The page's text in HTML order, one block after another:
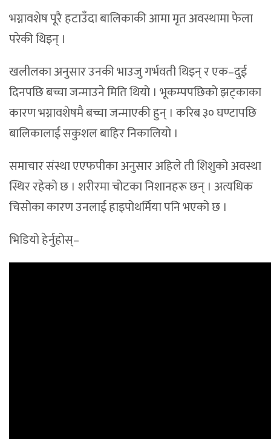
भग्नावशेष पूरै हटाउँदा बालिकाकी आमा मृत अवस्थामा फेला
परेकी थिइन् ।
खलीलका अनुसार उनकी भाउजु गर्भवती थिइन् र एक–दुई
दिनपछि बच्चा जन्माउने मिति थियो । भूकम्पपछिको झट्काका
कारण भग्नावशेषमै बच्चा जन्माएकी हुन् । करिब ३० घण्टापछि
बालिकालाई सकुशल बाहिर निकालियो ।
समाचार संस्था एएफपीका अनुसार अहिले ती शिशुको अवस्था
स्थिर रहेको छ । शरीरमा चोटका निशानहरू छन् । अत्यधिक
चिसोका कारण उनलाई हाइपोथर्मिया पनि भएको छ ।
भिडियो हेर्नुहोस्–